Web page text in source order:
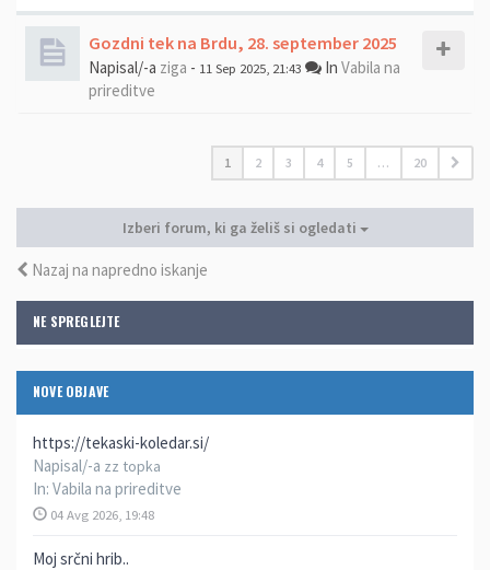
NE SPREGLEJTE
NOVE OBJAVE
https://tekaski-koledar.si/
Napisal/-a zz topka
In: Vabila na prireditve
04 Avg 2026, 19:48
Moj srčni hrib..
Gozdni tek na Brdu, 28. september 2025
Napisal/-a ziga - 11 Sep 2025, 21:43 In Vabila na
prireditve
1 2 3 4 5 … 20
Izberi forum, ki ga želiš si ogledati
Nazaj na napredno iskanje